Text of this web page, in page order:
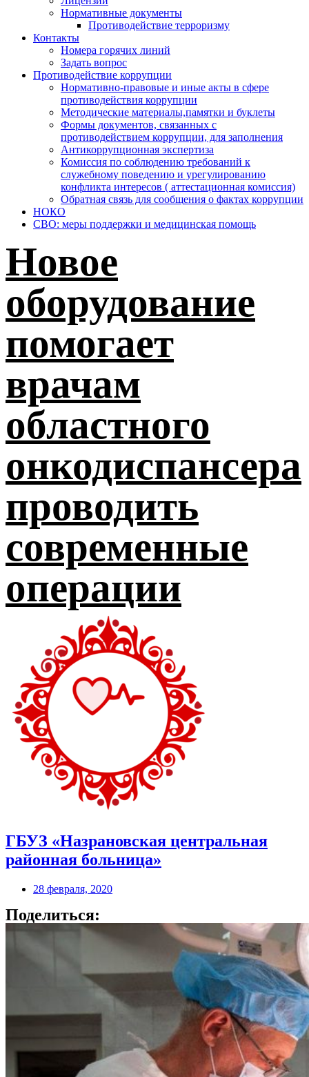
Нормативные документы
Противодействие терроризму
Контакты
Номера горячих линий
Задать вопрос
Противодействие коррупции
Нормативно-правовые и иные акты в сфере
противодействия коррупции
Методические материалы,памятки и буклеты
Формы документов, связанных с
противодействием коррупции, для заполнения
Антикоррупционная экспертиза
Комиссия по соблюдению требований к
служебному поведению и урегулированию
конфликта интересов ( аттестационная комиссия)
Обратная связь для сообщения о фактах коррупции
НОКО
СВО: меры поддержки и медицинская помощь
Новое
оборудование
помогает
врачам
областного
онкодиспансера
проводить
современные
операции
ГБУЗ «Назрановская центральная
районная больница»
28 февраля, 2020
Поделиться: